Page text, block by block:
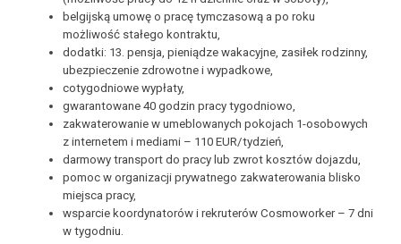
belgijską umowę o pracę tymczasową a po roku
możliwość stałego kontraktu,
dodatki: 13. pensja, pieniądze wakacyjne, zasiłek rodzinny,
ubezpieczenie zdrowotne i wypadkowe,
cotygodniowe wypłaty,
gwarantowane 40 godzin pracy tygodniowo,
zakwaterowanie w umeblowanych pokojach 1-osobowych
z internetem i mediami – 110 EUR/tydzień,
darmowy transport do pracy lub zwrot kosztów dojazdu,
pomoc w organizacji prywatnego zakwaterowania blisko
miejsca pracy,
wsparcie koordynatorów i rekruterów Cosmoworker – 7 dni
w tygodniu.